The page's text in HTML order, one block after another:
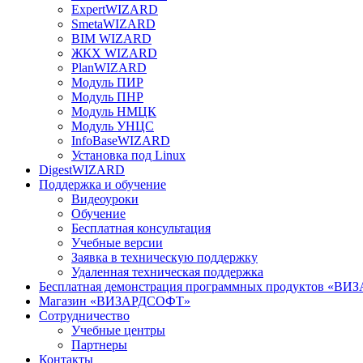
ExpertWIZARD
SmetaWIZARD
BIM WIZARD
ЖКХ WIZARD
PlanWIZARD
Модуль ПИР
Модуль ПНР
Модуль НМЦК
Модуль УНЦС
InfoBaseWIZARD
Установка под Linux
DigestWIZARD
Поддержка и обучение
Видеоуроки
Обучение
Бесплатная консультация
Учебные версии
Заявка в техническую поддержку
Удаленная техническая поддержка
Бесплатная демонстрация программных продуктов
Магазин «ВИЗАРДСОФТ»
Сотрудничество
Учебные центры
Партнеры
Контакты